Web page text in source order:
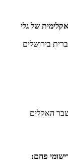
של גלי
בירושלים
האקלים
פחם: